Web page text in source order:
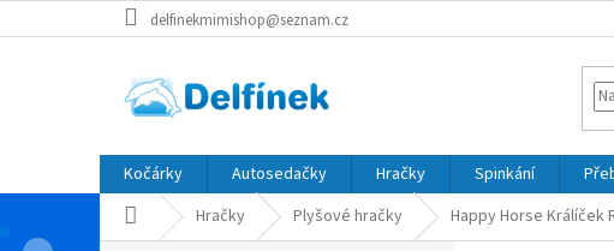
na
delfinekmimishop@seznam.cz
Kočárky Autosedačky Hračky Spinkání
Domů Hračky Plyšové hračky Happy Horse Králíček